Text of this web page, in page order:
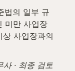
법의 일부 규
미만 사업장
사업장과의
사 · 최종 검토